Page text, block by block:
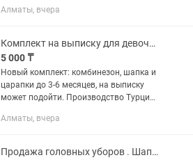
примерка!
Алматы, вчера
Комплект на выписку для девочки
5 000 ₸
Новый комплект: комбинезон, шапка и
царапки до 3-6 месяцев, на выписку
может подойти. Производство Турция,
Находится на Толе би-Жарокова
Алматы, вчера
Продажа головных уборов . Шапка-ушанка